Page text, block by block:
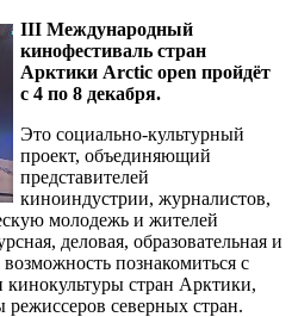
III Международный
кинофестиваль стран
Арктики Arctic open пройдёт
с 4 по 8 декабря.
Это социально-культурный
проект, объединяющий
представителей
киноиндустрии, журналистов,
молодежь и жителей
деловая, образовательная и
познакомиться с
стран Арктики,
северных стран.